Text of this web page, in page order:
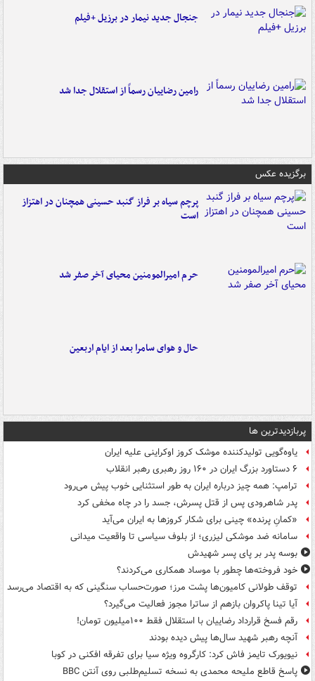
جنجال جدید نیمار در برزیل +فیلم
رامین رضاییان رسماً از استقلال جدا شد
برگزیده عکس
پرچم سیاه بر فراز گنبد حسینی همچنان در اهتزاز
است
حرم امیرالمومنین محیای آخر صفر شد
حال و هوای سامرا بعد از ایام اربعین
پربازدیدترین ها
یاوه‌گویی تولیدکننده موشک کروز اوکراینی علیه ایران
۶ دستاورد بزرگ ایران در ۱۶۰ روز رهبری رهبر انقلاب
ترامپ: همه چیز درباره ایران به طور استثنایی خوب پیش می‌رود
پدر شاهرودی پس از قتل پسرش، جسد را در چاه مخفی کرد
«کمانِ پرنده» چینی برای شکار کروزها به ایران می‌آید
سامانه ضد موشکی لیزری؛ از بلوف سیاسی تا واقعیت میدانی
بوسه‌ پدر بر پای پسر شهیدش
خود فروخته‌ها چطور با موساد همکاری می‌کردند؟
توقف طولانی کامیون‌ها پشت مرز؛ صورت‌حساب سنگینی که به اقتصاد می‌رسد
آیا تینا پاکروان بازهم از ساترا مجوز فعالیت می‌گیرد؟
رقم فسخ قرارداد رضاییان با استقلال فقط ۱۰۰میلیون تومان!
آنچه رهبر شهید سال‌ها پیش دیده بودند
نیویورک تایمز فاش کرد: کارگروه ویژه سیا برای تفرقه افکنی در کوبا
پاسخ قاطع ملیحه محمدی به نسخه تسلیم‌طلبی روی آنتن BBC